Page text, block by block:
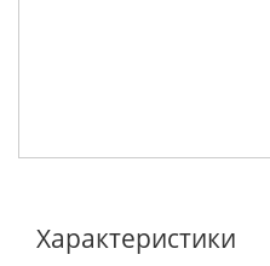
Характеристики